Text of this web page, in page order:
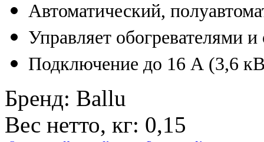
Автоматический,
Управляет
Подключение до 16 А (3,6
Бренд: Ballu
Вес нетто, кг: 0,15